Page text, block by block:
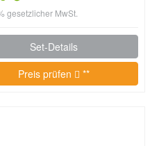
gesetzlicher MwSt.
Set-Details
Preis prüfen
**